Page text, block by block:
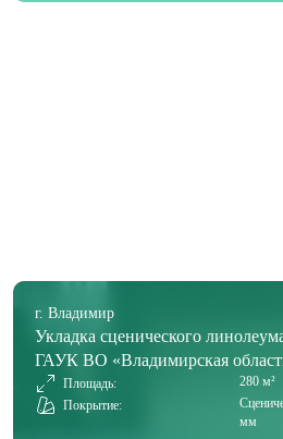
г. Владимир
Укладка сценического
ГАУК ВО «Владимирская
Площадь:
280 м²
Покрытие:
мм